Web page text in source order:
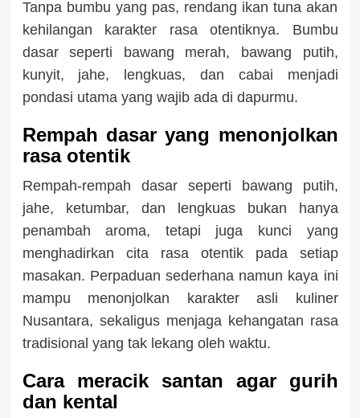
Tanpa bumbu yang pas, rendang ikan tuna akan
kehilangan karakter rasa otentiknya. Bumbu
dasar seperti bawang merah, bawang putih,
kunyit, jahe, lengkuas, dan cabai menjadi
pondasi utama yang wajib ada di dapurmu.
Rempah dasar yang menonjolkan
rasa otentik
Rempah-rempah dasar seperti bawang putih,
jahe, ketumbar, dan lengkuas bukan hanya
penambah aroma, tetapi juga kunci yang
menghadirkan cita rasa otentik pada setiap
masakan. Perpaduan sederhana namun kaya ini
mampu menonjolkan karakter asli kuliner
Nusantara, sekaligus menjaga kehangatan rasa
tradisional yang tak lekang oleh waktu.
Cara meracik santan agar gurih
dan kental